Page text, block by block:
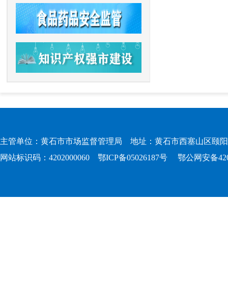
主管单位：黄石市市场监督管理局 地址：黄石市西塞山区颐
网站标识码：4202000060 鄂ICP备05026187号 鄂公网安备